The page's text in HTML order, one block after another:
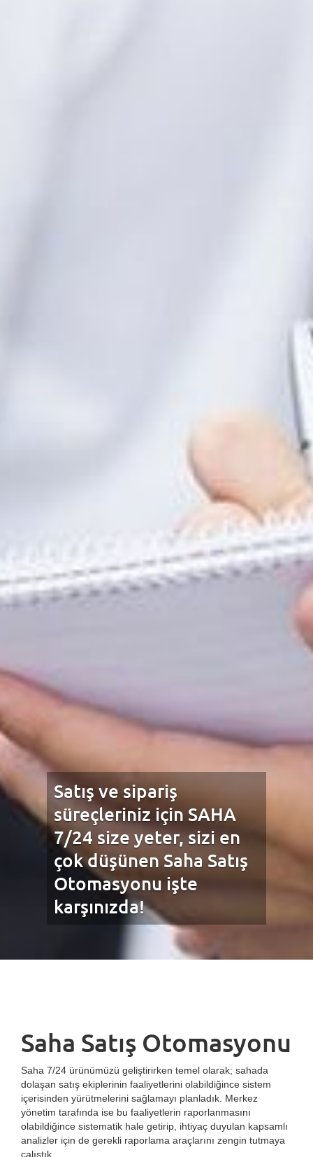
Satış ve sipariş
süreçleriniz için SAHA
7/24 size yeter, sizi en
çok düşünen Saha Satış
Otomasyonu işte
karşınızda!
Saha Satış Otomasyonu
Saha 7/24 ürünümüzü geliştirirken temel olarak; sahada
dolaşan satış ekiplerinin faaliyetlerini olabildiğince sistem
içerisinden yürütmelerini sağlamayı planladık. Merkez
yönetim tarafında ise bu faaliyetlerin raporlanmasını
olabildiğince sistematik hale getirip, ihtiyaç duyulan kapsamlı
analizler için de gerekli raporlama araçlarını zengin tutmaya
çalıştık.